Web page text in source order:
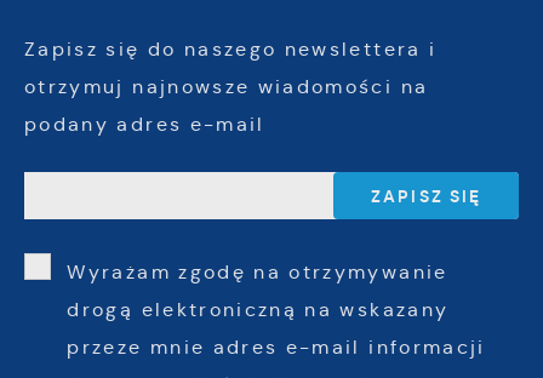
Zapisz się do naszego newslettera i
otrzymuj najnowsze wiadomości na
podany adres e-mail
Wyrażam zgodę na otrzymywanie
drogą elektroniczną na wskazany
przeze mnie adres e-mail informacji